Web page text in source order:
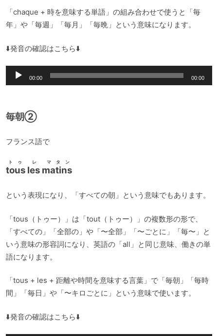
「chaque + 時を意味する単語」の組み合わせで使うと「毎
年」や「毎週」「毎月」「毎晩」という意味になります。
⬇️発音の確認はこちら⬇️
声
レ
ヤ
00:00 00:00
毎朝②
フランス語で
tous les matins
トゥ レ マタン
という表現になり、「すべての朝」という意味でもあります。
「tous（トゥー）」は「tout（トゥー）」の複数形の形で、
「すべての」「全部の」や「〜全部」「〜ごとに」「毎〜」と
いう意味の形容詞になり、英語の「all」と同じ意味、働きの単
語になります。
「tous + les + 距離や時間を意味する言葉」で「毎朝」「毎時
間」「毎日」や「〜キロごとに」という意味で使います。
⬇️発音の確認はこちら⬇️